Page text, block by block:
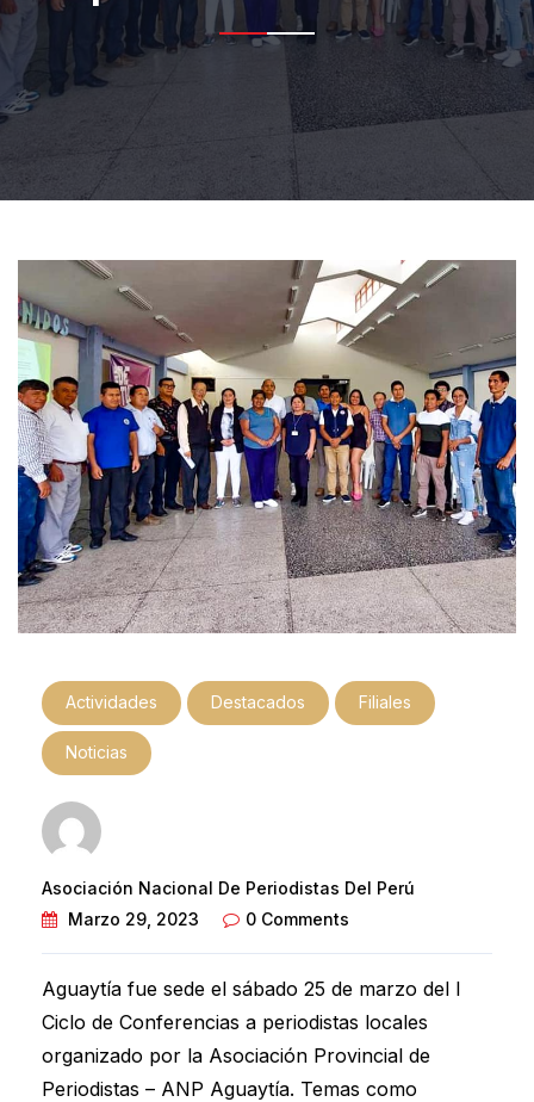
Actividades Destacados Filiales
Noticias
Asociación Nacional De Periodistas Del Perú
Marzo 29, 2023
0 Comments
Aguaytía fue sede el sábado 25 de marzo del I
Ciclo de Conferencias a periodistas locales
organizado por la Asociación Provincial de
Periodistas – ANP Aguaytía. Temas como